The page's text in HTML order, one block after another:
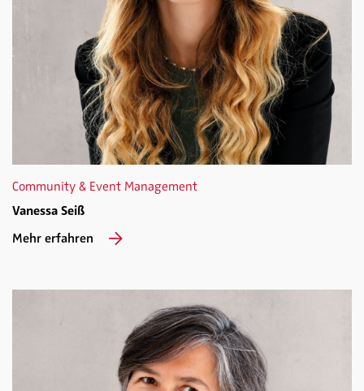
Community & Event Management
Vanessa Seiß
Mehr erfahren